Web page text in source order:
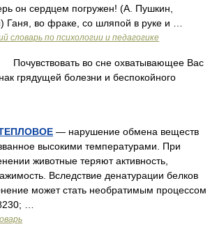
он сердцем погружен! (А. Пушкин,
Ганя, во фраке, со шляпой в руке и …
словарь по психологии и педагогике
во сне охватывающее Вас
грядущей болезни и беспокойного
— нарушение обмена веществ
высокими температурами. При
животные теряют активность,
Вследствие денатурации белков
может стать необратимым процессом
…